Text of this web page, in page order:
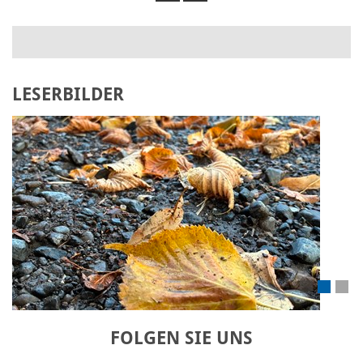
LESERBILDER
Laden Sie Ihr eigenes Bild hoch
FOLGEN SIE UNS